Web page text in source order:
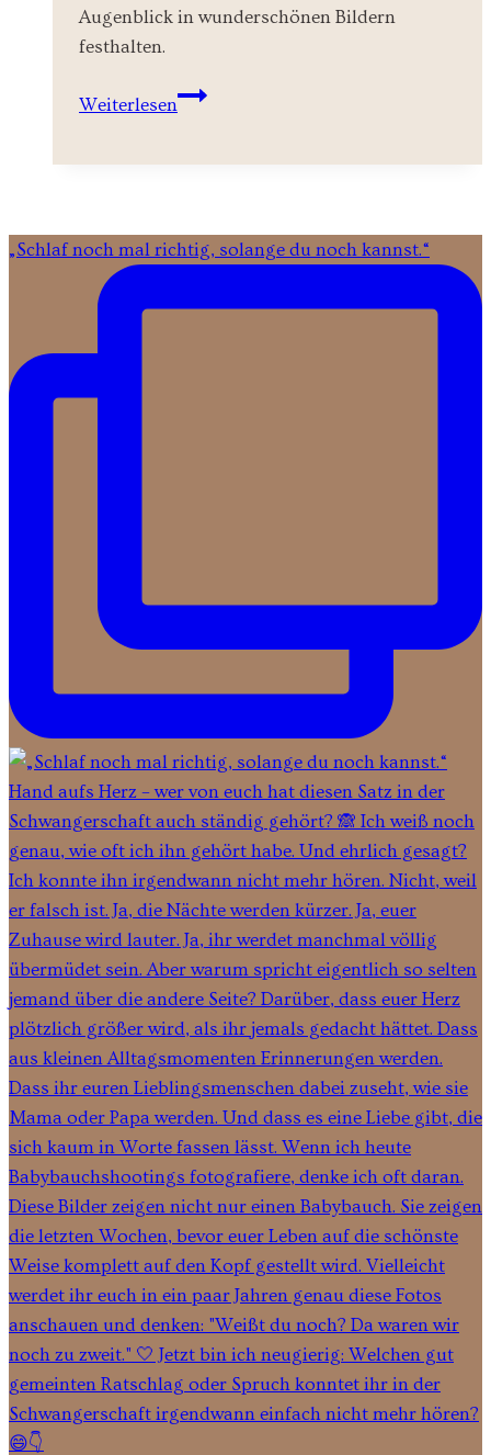
Augenblick in wunderschönen Bildern
festhalten.
Weiterlesen
Eine
Wallenhorst:
Carmen
„Schlaf noch mal richtig, solange du noch kannst.“